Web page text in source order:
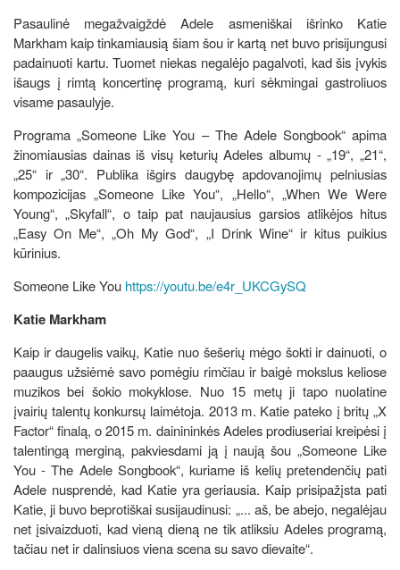
Pasaulinė megažvaigždė Adele asmeniškai išrinko Katie
Markham kaip tinkamiausią šiam šou ir kartą net buvo prisijungusi
padainuoti kartu. Tuomet niekas negalėjo pagalvoti, kad šis įvykis
išaugs į rimtą koncertinę programą, kuri sėkmingai gastroliuos
visame pasaulyje.
Programa „Someone Like You – The Adele Songbook“ apima
žinomiausias dainas iš visų keturių Adeles albumų - „19“, „21“,
„25“ ir „30“. Publika išgirs daugybę apdovanojimų pelniusias
kompozicijas „Someone Like You“, „Hello“, „When We Were
Young“, „Skyfall“, o taip pat naujausius garsios atlikėjos hitus
„Easy On Me“, „Oh My God“, „I Drink Wine“ ir kitus puikius
kūrinius.
Someone Like You https://youtu.be/e4r_UKCGySQ
Katie Markham
Kaip ir daugelis vaikų, Katie nuo šešerių mėgo šokti ir dainuoti, o
paaugus užsiėmė savo pomėgiu rimčiau ir baigė mokslus keliose
muzikos bei šokio mokyklose. Nuo 15 metų ji tapo nuolatine
įvairių talentų konkursų laimėtoja. 2013 m. Katie pateko į britų „X
Factor“ finalą, o 2015 m. dainininkės Adeles prodiuseriai kreipėsi į
talentingą merginą, pakviesdami ją į naują šou „Someone Like
You - The Adele Songbook“, kuriame iš kelių pretendenčių pati
Adele nusprendė, kad Katie yra geriausia. Kaip prisipažįsta pati
Katie, ji buvo beprotiškai susijaudinusi: „... aš, be abejo, negalėjau
net įsivaizduoti, kad vieną dieną ne tik atliksiu Adeles programą,
tačiau net ir dalinsiuos viena scena su savo dievaite“.